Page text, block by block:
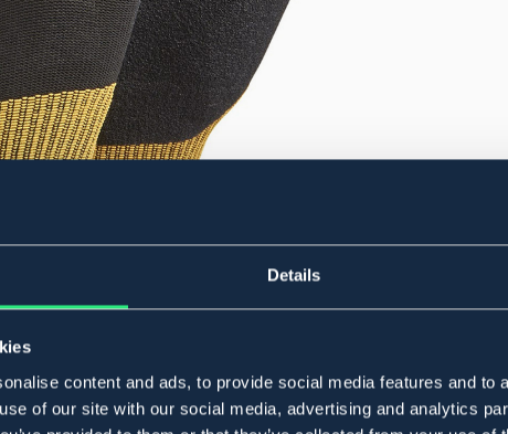
Details
content and ads, to provide social media features and to
of our site with our social media, advertising and analytics